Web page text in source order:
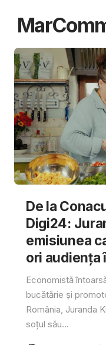
De la
Digi24:
emisiunea
ori audiența
Economistă
bucătărie și
România, Juranda
soțul său...